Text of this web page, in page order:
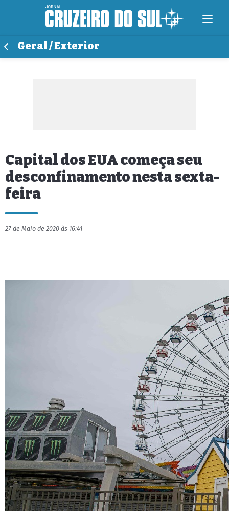
Geral / Exterior
Capital dos EUA começa seu
desconfinamento nesta sexta-
feira
27 de Maio de 2020 às 16:41